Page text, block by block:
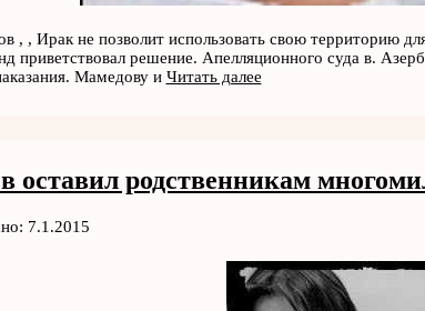
, , Ирак не позволит использовать свою территорию
приветствовал решение. Апелляционного суда в.
Мамедову и Читать далее
оставил родственникам
7.1.2015